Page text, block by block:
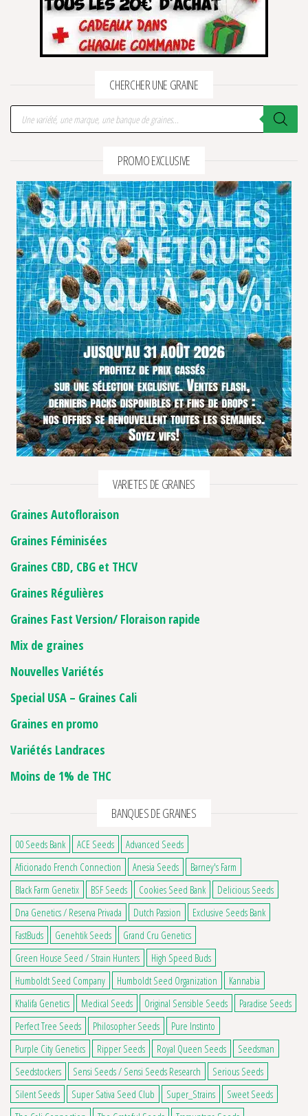
CHERCHER UNE GRAINE
Recherche de produits
PROMO EXCLUSIVE
VARIETES DE GRAINES
Graines Autofloraison
Graines Féminisées
Graines CBD, CBG et THCV
Graines Régulières
Graines Fast Version/ Floraison rapide
Mix de graines
Nouvelles Variétés
Special USA – Graines Cali
Graines en promo
Variétés Landraces
Moins de 1% de THC
BANQUES DE GRAINES
00 Seeds Bank ACE Seeds
Advanced Seeds
Aficionado French Connection
Anesia Seeds
Barney's Farm
Black Farm Genetix
BSF Seeds Cookies Seed Bank
Delicious Seeds
Dna Genetics / Reserva Privada
Dutch Passion
Exclusive Seeds Bank
FastBuds
Genehtik Seeds
Grand Cru Genetics
Green House Seed / Strain Hunters
High Speed Buds
Humboldt Seed Company
Humboldt Seed Organization
Kannabia
Khalifa Genetics
Medical Seeds Original Sensible Seeds
Paradise Seeds
Perfect Tree Seeds
Philosopher Seeds
Pure Instinto
Purple City Genetics
Ripper Seeds Royal Queen Seeds
Seedsman
Seedstockers
Sensi Seeds / Sensi Seeds Research
Serious Seeds
Silent Seeds
Super Sativa Seed Club Super_Strains
Sweet Seeds